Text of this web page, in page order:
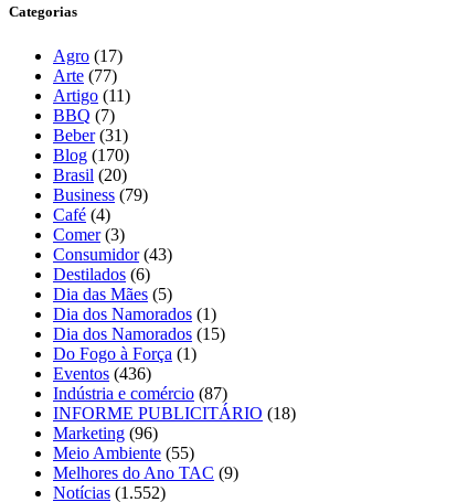
Categorias
Agro (17)
Arte (77)
Artigo (11)
BBQ (7)
Beber(31)
Blog (170)
Brasil (20)
Business (79)
Café (4)
Comer(3)
Consumidor(43)
Destilados (6)
Dia das Mães (5)
Dia dos Namorados (1)
Dia dos Namorados (15)
Do Fogo à Força (1)
Eventos (436)
Indústria e comércio (87)
INFORME PUBLICITÁRIO (18)
Marketing (96)
Meio Ambiente (55)
Melhores do Ano TAC (9)
Notícias (1.552)